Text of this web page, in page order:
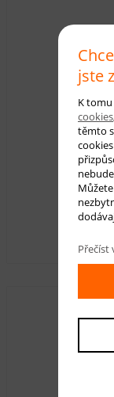
jste
K
cookies
těmto
Přečíst